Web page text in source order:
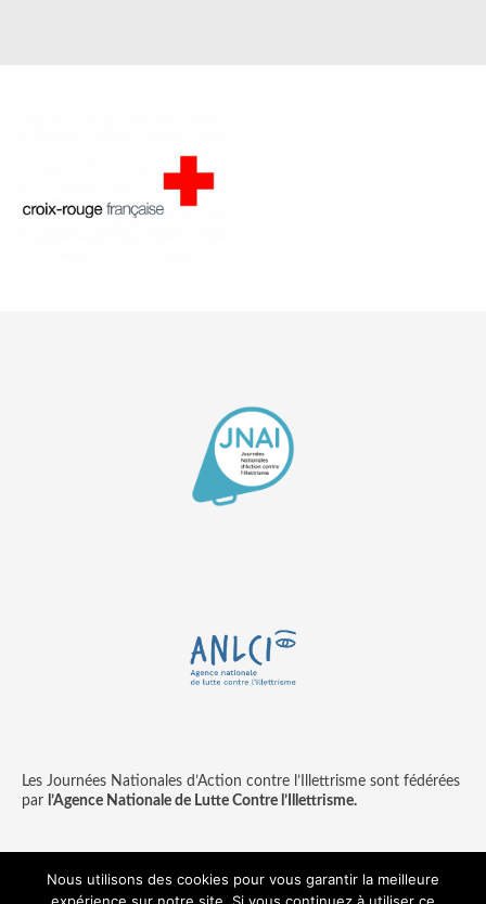
Les Journées Nationales d’Action contre l’Illettrisme sont fédérées
par l’Agence Nationale de Lutte Contre l’Illettrisme.
Nous utilisons des cookies pour vous garantir la meilleure